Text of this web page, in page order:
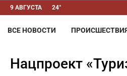
9 АВГУСТА 24°
ВСЕ НОВОСТИ
нацпроект «Туризм и